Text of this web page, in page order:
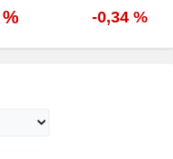
-0,34 %